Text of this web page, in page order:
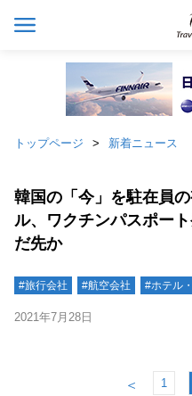
トップページ 新着ニュース
韓国の「今」を駐在員
ル、ワクチンパスポー
だ先か
#旅行会社 #航空会社 #ホテル
2021年7月28日
＜ 1